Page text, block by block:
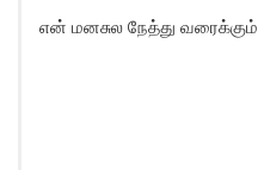
என் மனசுல நேத்து வரைக்கும்